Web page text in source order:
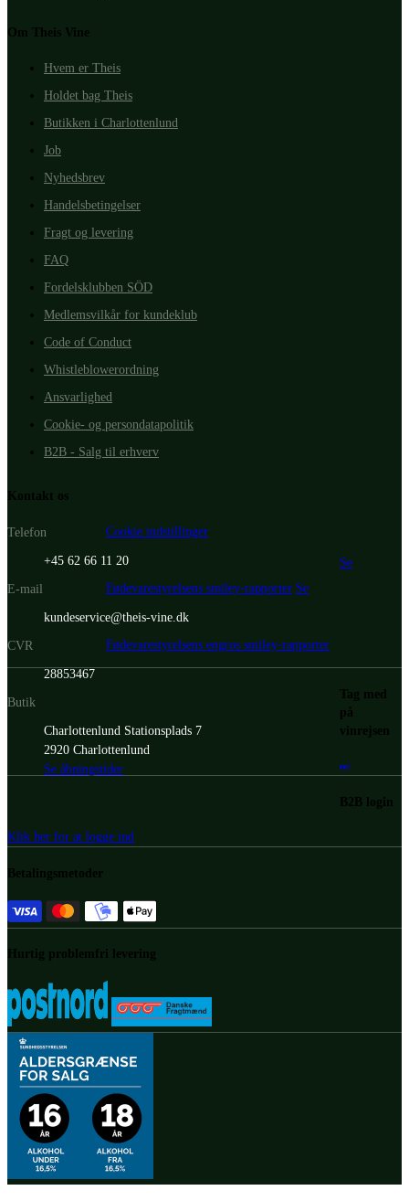
Om Theis Vine
Hvem er Theis
Holdet bag Theis
Butikken i Charlottenlund
Job
Nyhedsbrev
Handelsbetingelser
Fragt og levering
FAQ
Fordelsklubben SÖD
Medlemsvilkår for kundeklub
Code of Conduct
Whistleblowerordning
Ansvarlighed
Cookie- og persondatapolitik
B2B - Salg til erhverv
Kontakt os
Telefon
+45 62 66 11 20
E-mail
kundeservice@theis-vine.dk
CVR
28853467
Butik
Charlottenlund Stationsplads 7
2920 Charlottenlund
Se åbningstider
Cookie indstillinger
Se
Fødevarestyrelsens smiley-rapporter Se
Fødevarestyrelsens engros smiley-rapporter
Tag med
på
vinrejsen
B2B login
Klik her for at logge ind
Betalingsmetoder
Hurtig problemfri levering